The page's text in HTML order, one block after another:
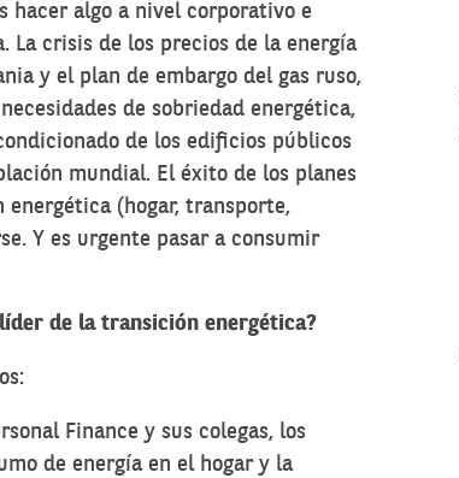
hacer algo a nivel corporativo e
La crisis de los precios de la energía
y el plan de embargo del gas ruso,
de sobriedad energética,
de los edificios públicos
mundial. El éxito de los planes
(hogar, transporte,
Y es urgente pasar a consumir
de la transición energética?
Finance y sus colegas, los
de energía en el hogar y la